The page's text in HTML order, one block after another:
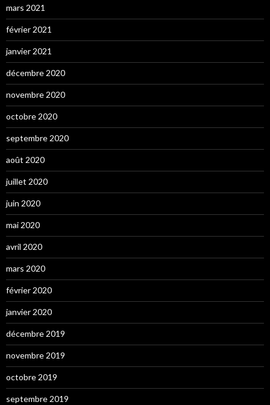
mars 2021
février 2021
janvier 2021
décembre 2020
novembre 2020
octobre 2020
septembre 2020
août 2020
juillet 2020
juin 2020
mai 2020
avril 2020
mars 2020
février 2020
janvier 2020
décembre 2019
novembre 2019
octobre 2019
septembre 2019